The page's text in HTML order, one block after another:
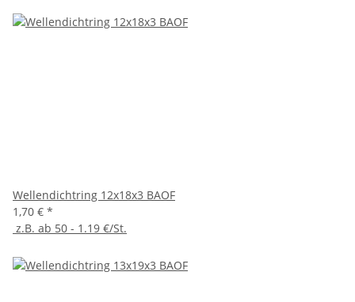
Wellendichtring 12x18x3 BAOF
1,70 € *
z.B. ab 50 - 1.19 €/St.